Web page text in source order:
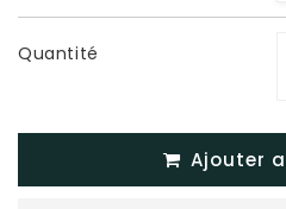
Quantité
Ajouter